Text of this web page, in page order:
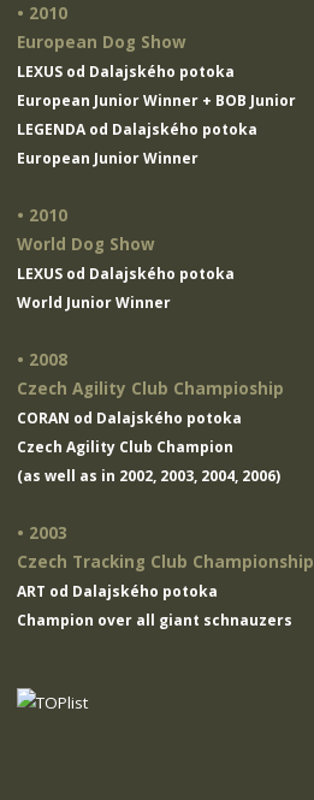
• 2010
European Dog Show
LEXUS od Dalajského potoka
European Junior Winner + BOB Junior
LEGENDA od Dalajského potoka
European Junior Winner
• 2010
World Dog Show
LEXUS od Dalajského potoka
World Junior Winner
• 2008
Czech Agility Club Champioship
CORAN od Dalajského potoka
Czech Agility Club Champion
(as well as in 2002, 2003, 2004, 2006)
• 2003
Czech Tracking Club Championship
ART od Dalajského potoka
Champion over all giant schnauzers